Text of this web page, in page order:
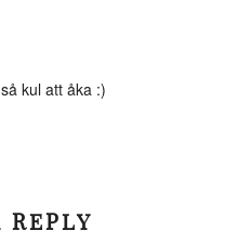
kul att åka :)
REPLY